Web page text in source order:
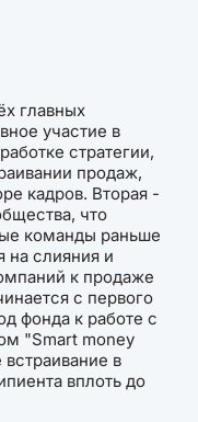
главных
участие в
стратегии,
продаж,
кадров. Вторая -
что
команды раньше
на слияния и
к продаже
с первого
фонда к работе с
"Smart money
в
вплоть до